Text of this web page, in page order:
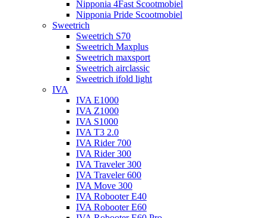
Nipponia 4Fast Scootmobiel
Nipponia Pride Scootmobiel
Sweetrich
Sweetrich S70
Sweetrich Maxplus
Sweetrich maxsport
Sweetrich airclassic
Sweetrich ifold light
IVA
IVA E1000
IVA Z1000
IVA S1000
IVA T3 2.0
IVA Rider 700
IVA Rider 300
IVA Traveler 300
IVA Traveler 600
IVA Move 300
IVA Robooter E40
IVA Robooter E60